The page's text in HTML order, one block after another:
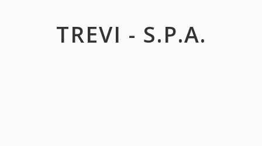
TREVI - S.P.A.